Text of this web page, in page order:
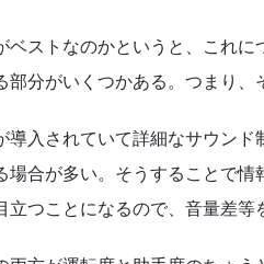
ベストなのかというと、これ
部分がいくつかある。つまり、
導入されていて詳細なサウン
場合が多い。そうすることで
立つことになるので、音量差等